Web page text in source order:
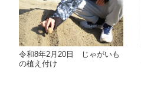
令和8年2月20日 じゃがいも
の植え付け